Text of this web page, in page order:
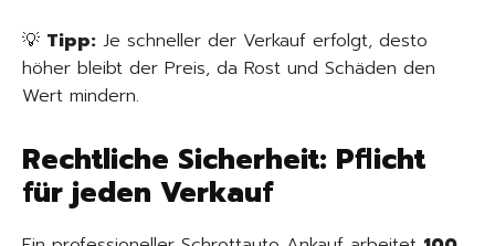
💡 Tipp: Je schneller der Verkauf erfolgt, desto
höher bleibt der Preis, da Rost und Schäden den
Wert mindern.
Rechtliche Sicherheit: Pflicht
für jeden Verkauf